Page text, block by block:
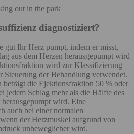
diagnostiziert?
gut Ihr Herz pumpt, indem er misst,
aus dem Herzen herausgepumpt wird
wird zur Klassifizierung
der Behandlung verwendet.
beträgt die Ejektionsfraktion 50 % oder
jedem Schlag mehr als die Hälfte des
wird. Eine
auch bei einer normalen
der Herzmuskel aufgrund von
unbeweglicher wird.